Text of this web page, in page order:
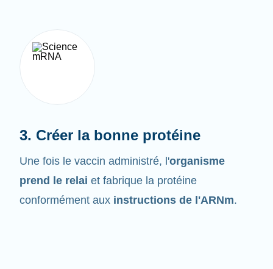
Une fois le vaccin administré, l'organisme
prend le relaiet fabrique la protéine
conformément auxinstructions de l'ARNm